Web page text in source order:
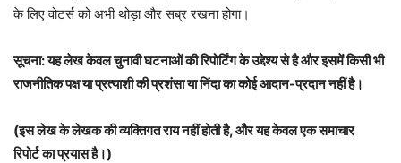
के लिए वोटर्स को अभी थोड़ा और सब्र रखना होगा।
सूचना: यह लेख केवल चुनावी घटनाओं की रिपोर्टिंग के उद्देश्य से है और इसमें किसी भी
राजनीतिक पक्ष या प्रत्याशी की प्रशंसा या निंदा का कोई आदान-प्रदान नहीं है।
(इस लेख के लेखक की व्यक्तिगत राय नहीं होती है, और यह केवल एक समाचार
रिपोर्ट का प्रयास है।)